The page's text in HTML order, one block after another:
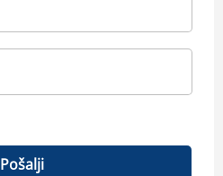
Pošalji